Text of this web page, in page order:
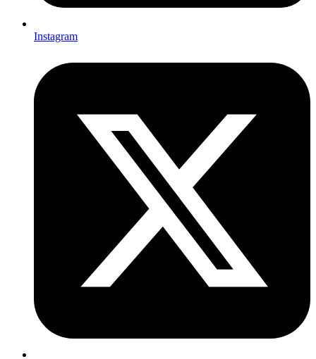
Instagram